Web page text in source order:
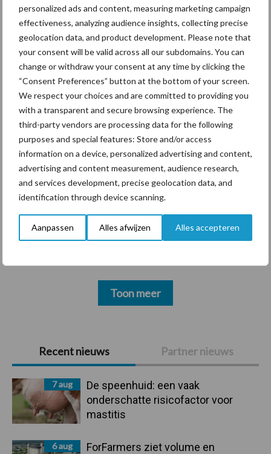
personalized ads and content, measuring marketing campaign
effectiveness, analyzing audience insights, collecting precise
geolocation data, and product development. Please note that
your consent will be valid across all our subdomains. You can
change or withdraw your consent at any time by clicking the
“Consent Preferences” button at the bottom of your screen.
We respect your choices and are committed to providing you
with a transparent and secure browsing experience. The
third-party vendors are processing data for the following
purposes and special features: Store and/or access
information on a device, personalized advertising and content,
advertising and content measurement, audience research,
and services development, precise geolocation data, and
identification through device scanning.
Aanpassen Alles afwijzen Alles accepteren
Primaire
Sidebar
Recent nieuws Partner nieuws
7 aug
De speenhuid: een vaak
onderschatte risicofactor voor
mastitis
6 aug
ForFarmers ziet volume en
Tien praktische tips voor
een langere levensduur
Themapagina's
Diergezondheid Bemesting Fokkerij
Belgisch witblauw Droogstand
Toon meer